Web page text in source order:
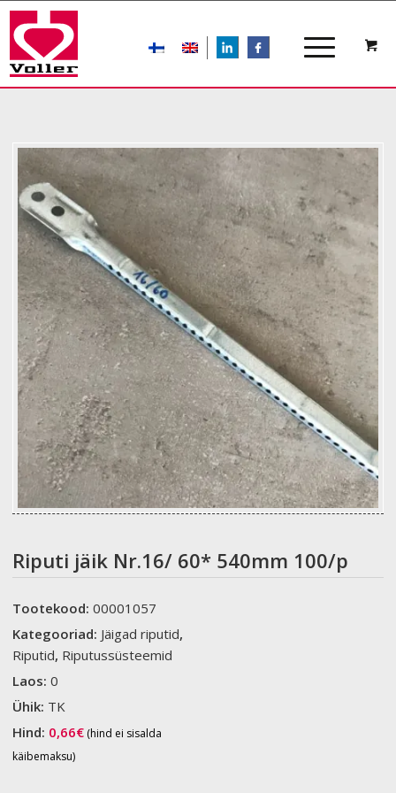
LIn
Riputi jäik Nr.16/ 60* 540mm 100/p
Tootekood:00001057
Kategooriad: Jäigad riputid,
Riputid, Riputussüsteemid
Laos:0
Ühik: TK
Hind: 0,66€ (hind ei sisalda
käibemaksu)